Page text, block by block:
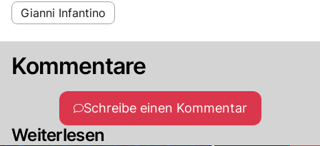
Gianni Infantino
Kommentare
Schreibe einen Kommentar
Weiterlesen